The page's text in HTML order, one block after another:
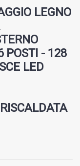
LEGNO
POSTI - 128
LED